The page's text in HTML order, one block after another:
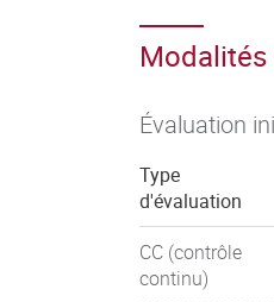
Évaluation
Type
d'évaluation
CC (contrôle
continu)